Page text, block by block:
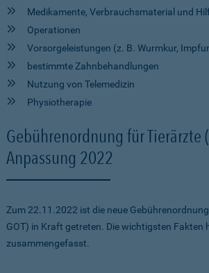
Medikamente, Verbrauchsmaterial und
Operationen
Vorsorgeleistungen (z. B. Wurmkur,
bestimmte Zahnbehandlungen
Nutzung von Telemedizin
Physiotherapie
Gebührenordnung für Tierärzte
Anpassung 2022
Zum 22.11.2022 ist die neue
GOT) in Kraft getreten. Die wichtigsten Fakten
zusammengefasst.